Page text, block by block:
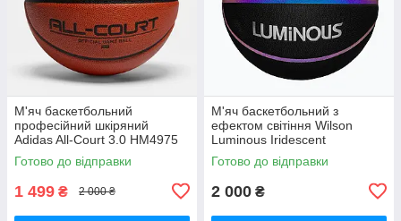
М'яч баскетбольний
професійний шкіряний
Adidas All-Court 3.0 HM4975
(розмір 7)
Готово до відправки
1 499 ₴ 2 000 ₴
М'яч баскетбольний з
ефектом світіння Wilson
Luminous Iridescent
WTB2027XB07 (розмір 7)
Готово до відправки
2 000 ₴